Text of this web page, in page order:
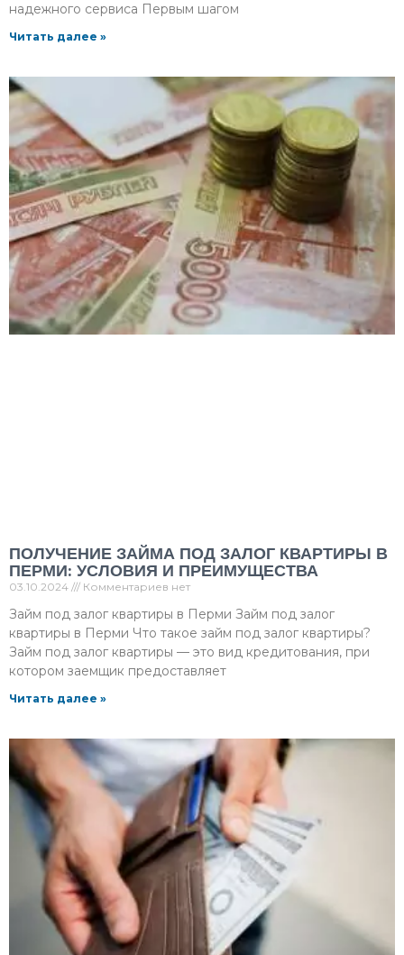
надежного сервиса Первым шагом
Читать далее »
ПОЛУЧЕНИЕ ЗАЙМА ПОД ЗАЛОГ КВАРТИРЫ В
ПЕРМИ: УСЛОВИЯ И ПРЕИМУЩЕСТВА
03.10.2024 Комментариев нет
Займ под залог квартиры в Перми Займ под залог
квартиры в Перми Что такое займ под залог квартиры?
Займ под залог квартиры — это вид кредитования, при
котором заемщик предоставляет
Читать далее »